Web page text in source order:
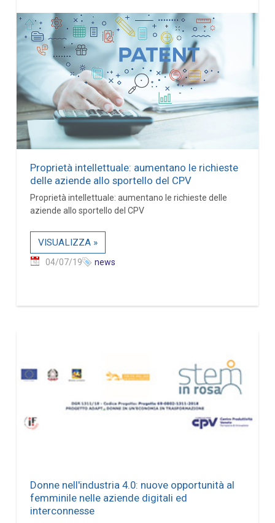
Proprietà intellettuale: aumentano le richieste
delle aziende allo sportello del CPV
Proprietà intellettuale: aumentano le richieste delle
aziende allo sportello del CPV
VISUALIZZA »
04/07/19 news
Donne nell'industria 4.0: nuove opportunità al
femminile nelle aziende digitali ed
interconnesse